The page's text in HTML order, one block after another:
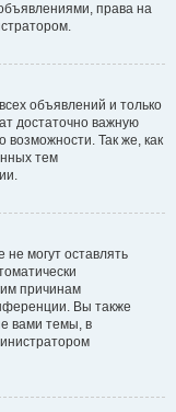
права на
объявлений и только
достаточно важную
Так же, как
тем
могут оставлять
причинам
Вы также
вами темы, в